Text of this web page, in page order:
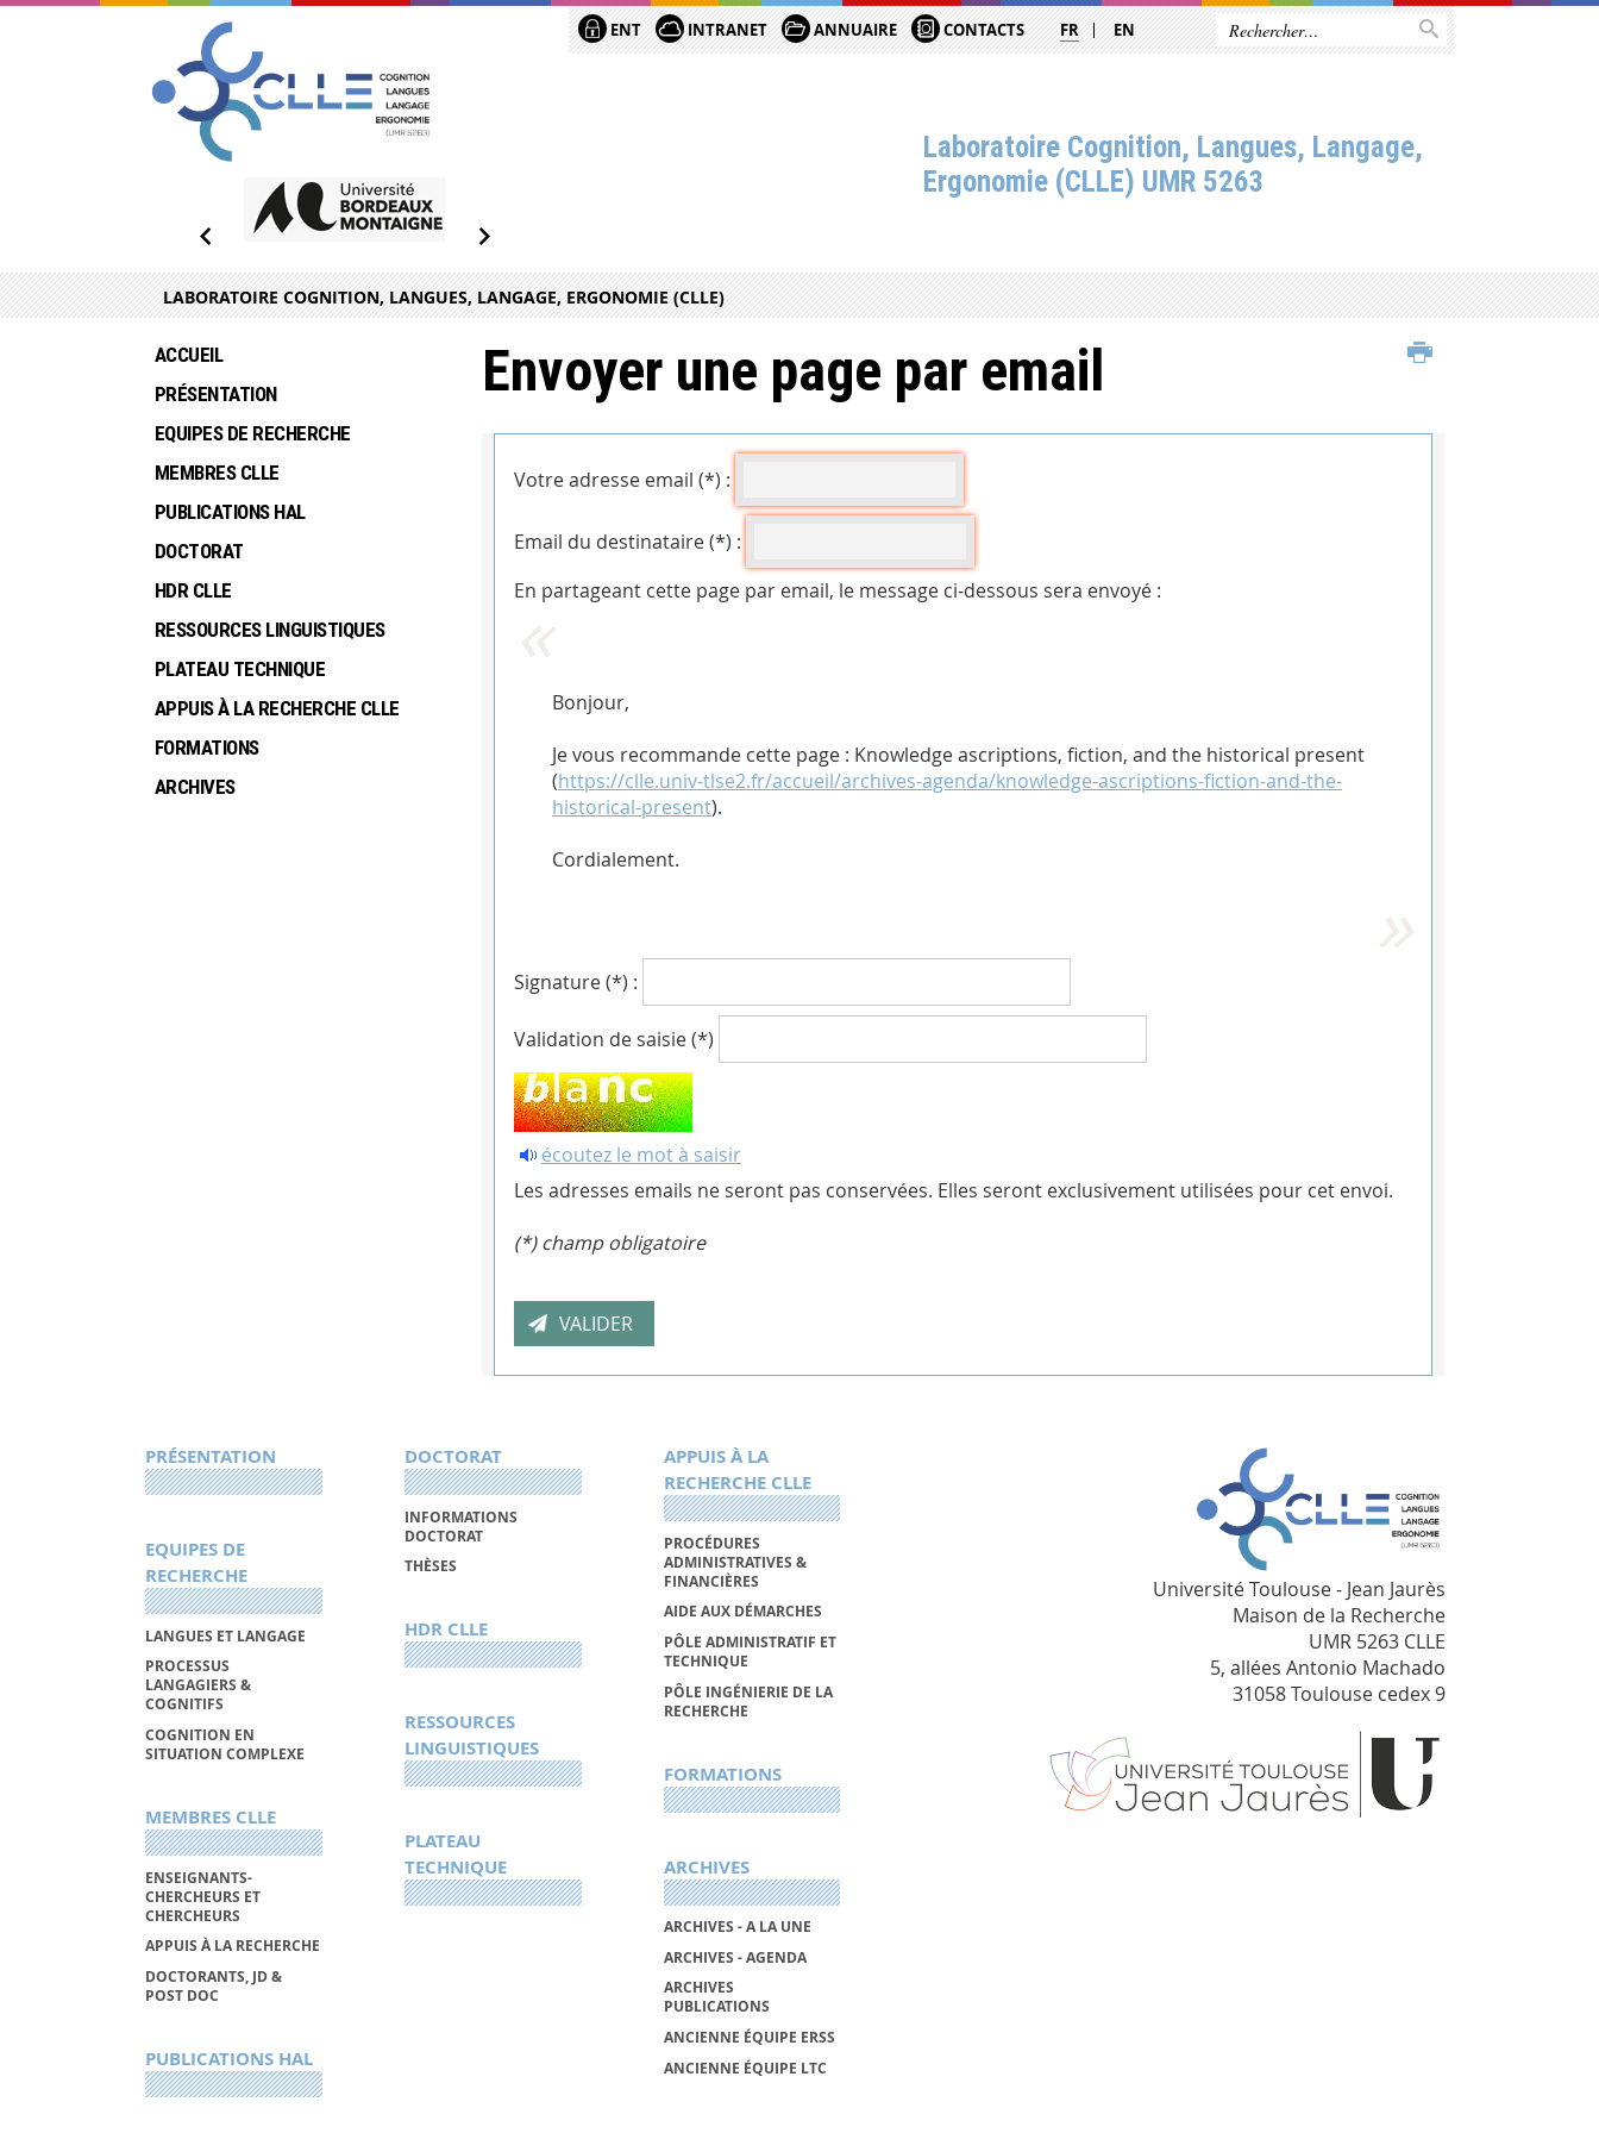
ENT INTRANET ANNUAIRE CONTACTS FR EN
Laboratoire Cognition, Langues, Langage,
Ergonomie (CLLE) UMR 5263
LABORATOIRE COGNITION, LANGUES, LANGAGE, ERGONOMIE (CLLE)
Envoyer une page par email
Votre adresse email (*) :
Email du destinataire (*) :
En partageant cette page par email, le message ci-dessous sera envoyé :
Bonjour,
Je vous recommande cette page : Knowledge ascriptions, fiction, and the historical present
(https://clle.univ-tlse2.fr/accueil/archives-agenda/knowledge-ascriptions-fiction-and-the-
historical-present).
Cordialement.
Signature (*) :
Validation de saisie (*)
écoutez le mot à saisir
Les adresses emails ne seront pas conservées. Elles seront exclusivement utilisées pour cet envoi.
(*) champ obligatoire
ACCUEIL
PRÉSENTATION
EQUIPES DE RECHERCHE
MEMBRES CLLE
PUBLICATIONS HAL
DOCTORAT
HDR CLLE
RESSOURCES LINGUISTIQUES
PLATEAU TECHNIQUE
APPUIS À LA RECHERCHE CLLE
FORMATIONS
ARCHIVES
PRÉSENTATION
EQUIPES DE
RECHERCHE
LANGUES ET LANGAGE
PROCESSUS
LANGAGIERS &
COGNITIFS
COGNITION EN
SITUATION COMPLEXE
MEMBRES CLLE
ENSEIGNANTS-
CHERCHEURS ET
CHERCHEURS
APPUIS À LA RECHERCHE
DOCTORANTS, JD &
POST DOC
PUBLICATIONS HAL
DOCTORAT
INFORMATIONS
DOCTORAT
THÈSES
HDR CLLE
RESSOURCES
LINGUISTIQUES
PLATEAU
TECHNIQUE
APPUIS À LA
RECHERCHE CLLE
PROCÉDURES
ADMINISTRATIVES &
FINANCIÈRES
AIDE AUX DÉMARCHES
PÔLE ADMINISTRATIF ET
TECHNIQUE
PÔLE INGÉNIERIE DE LA
RECHERCHE
FORMATIONS
ARCHIVES
ARCHIVES - A LA UNE
ARCHIVES - AGENDA
ARCHIVES
PUBLICATIONS
ANCIENNE ÉQUIPE ERSS
ANCIENNE ÉQUIPE LTC
Université Toulouse - Jean Jaurès
Maison de la Recherche
UMR 5263 CLLE
5, allées Antonio Machado
31058 Toulouse cedex 9